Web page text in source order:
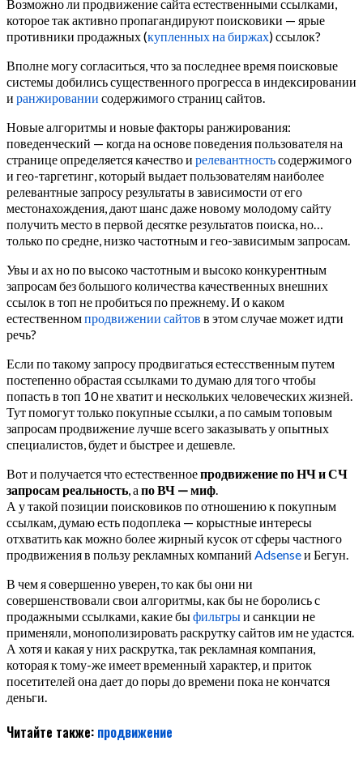
Возможно ли продвижение сайта естественными ссылками,
которое так активно пропагандируют поисковики — ярые
противники продажных (купленных на биржах) ссылок?
Вполне могу согласиться, что за последнее время поисковые
системы добились существенного прогресса в индексировании
и ранжировании содержимого страниц сайтов.
Новые алгоритмы и новые факторы ранжирования:
поведенческий — когда на основе поведения пользователя на
странице определяется качество и релевантностьсодержимого
и гео-таргетинг, который выдает пользователям наиболее
релевантные запросу результаты в зависимости от его
местонахождения, дают шанс даже новому молодому сайту
получить место в первой десятке результатов поиска, но…
только по средне, низко частотным и гео-зависимым запросам.
Увы и ах но по высоко частотным и высоко конкурентным
запросам без большого количества качественных внешних
ссылок в топ не пробиться по прежнему. И о каком
естественномпродвижении сайтов в этом случае может идти
речь?
Если по такому запросу продвигаться естесственным путем
постепенно обрастая ссылками то думаю для того чтобы
попасть в топ 10 не хватит и нескольких человеческих жизней.
Тут помогут только покупные ссылки, а по самым топовым
запросам продвижение лучше всего заказывать у опытных
специалистов, будет и быстрее и дешевле.
Вот и получается что естественноепродвижение по НЧ и СЧ
запросам реальность , а по ВЧ — миф
А у такой позиции поисковиков по отношению к покупным
ссылкам, думаю есть подоплека — корыстные интересы
отхватить как можно более жирный кусок от сферы частного
продвижения в пользу рекламных компаний Adsenseи Бегун.
В чем я совершенно уверен, то как бы они ни
совершенствовали свои алгоритмы, как бы не боролись с
продажными ссылками, какие быфильтрыи санкции не
применяли, монополизировать раскрутку сайтов им не удастся.
А хотя и какая у них раскрутка, так рекламная компания,
которая к тому-же имеет временный характер, и приток
посетителей она дает до поры до времени пока не кончатся
деньги.
Читайте также: продвижение